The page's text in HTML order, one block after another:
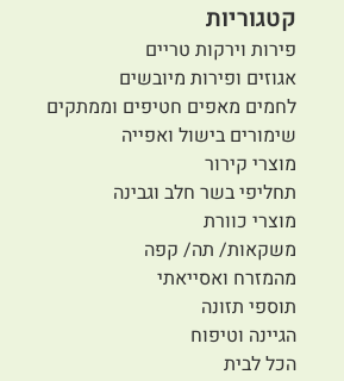
קטגוריות
פירות וירקות טריים
אגוזים ופירות מיובשים
לחמים מאפים חטיפים וממתקים
שימורים בישול ואפייה
מוצרי קירור
תחליפי בשר חלב וגבינה
מוצרי כוורת
משקאות/ תה/ קפה
מהמזרח ואסייאתי
תוספי תזונה
הגיינה וטיפוח
הכל לבית